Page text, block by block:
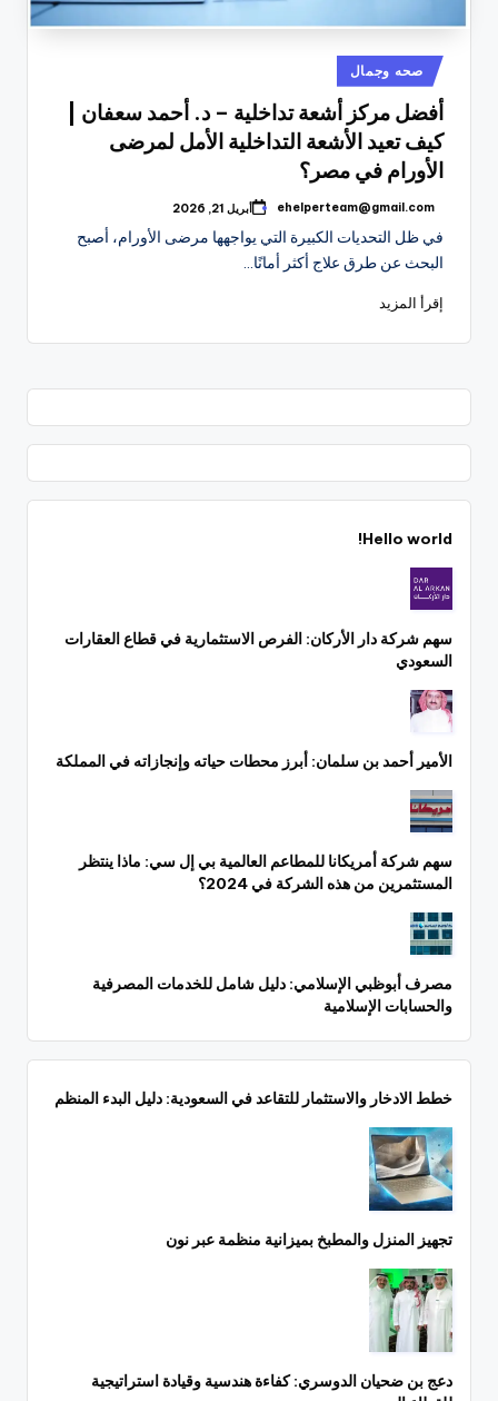
نُشر
في
صحه وجمال
أفضل مركز أشعة تداخلية – د. أحمد سعفان |
كيف تعيد الأشعة التداخلية الأمل لمرضى
الأورام في مصر؟
تمّ
بواسطة
ehelperteam@gmail.com أبريل 21, 2026
في ظل التحديات الكبيرة التي يواجهها مرضى الأورام، أصبح
البحث عن طرق علاج أكثر أمانًا…
إقرأ المزيد
Hello world!
سهم شركة دار الأركان: الفرص الاستثمارية في قطاع العقارات
السعودي
الأمير أحمد بن سلمان: أبرز محطات حياته وإنجازاته في المملكة
سهم شركة أمريكانا للمطاعم العالمية بي إل سي: ماذا ينتظر
المستثمرين من هذه الشركة في 2024؟
مصرف أبوظبي الإسلامي: دليل شامل للخدمات المصرفية
والحسابات الإسلامية
خطط الادخار والاستثمار للتقاعد في السعودية: دليل البدء المنظم
تجهيز المنزل والمطبخ بميزانية منظمة عبر نون
دعج بن ضحيان الدوسري: كفاءة هندسية وقيادة استراتيجية